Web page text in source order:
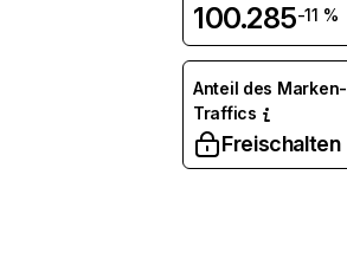
100.285-11 %
Anteil des Marken-
Traffics
Freischalten